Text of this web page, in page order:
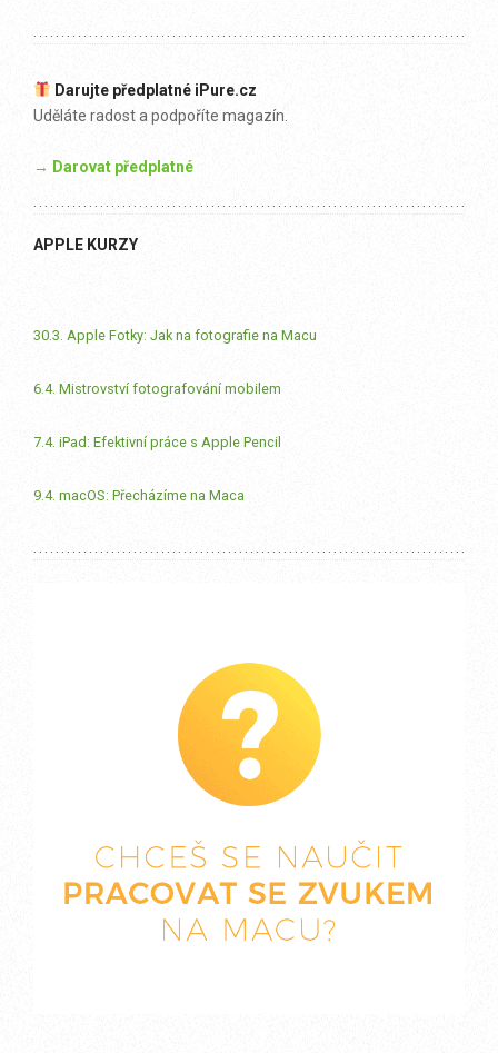
Darujte předplatné iPure.cz
Uděláte radost a podpoříte magazín.
→ Darovat předplatné
APPLE KURZY
30.3. Apple Fotky: Jak na fotografie na Macu
6.4. Mistrovství fotografování mobilem
7.4. iPad: Efektivní práce s Apple Pencil
9.4. macOS: Přecházíme na Maca